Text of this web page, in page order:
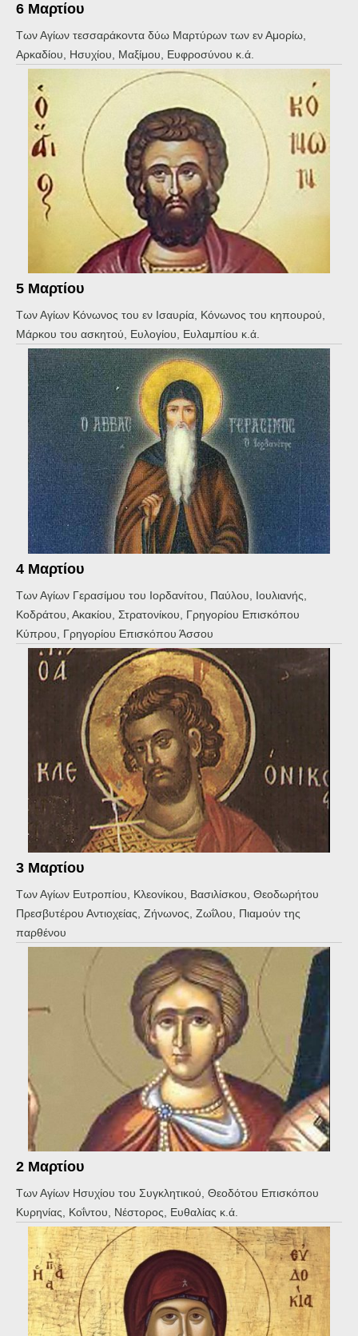
6 Μαρτίου
Των Αγίων τεσσαράκοντα δύω Μαρτύρων των εν Αμορίω,
Αρκαδίου, Ησυχίου, Μαξίμου, Ευφροσύνου κ.ά.
5 Μαρτίου
Των Αγίων Κόνωνος του εν Ισαυρία, Κόνωνος του κηπουρού,
Μάρκου του ασκητού, Ευλογίου, Ευλαμπίου κ.ά.
4 Μαρτίου
Των Αγίων Γερασίμου του Ιορδανίτου, Παύλου, Ιουλιανής,
Κοδράτου, Ακακίου, Στρατονίκου, Γρηγορίου Επισκόπου
Κύπρου, Γρηγορίου Επισκόπου Άσσου
3 Μαρτίου
Των Αγίων Ευτροπίου, Κλεονίκου, Βασιλίσκου, Θεοδωρήτου
Πρεσβυτέρου Αντιοχείας, Ζήνωνος, Ζωΐλου, Πιαμούν της
παρθένου
2 Μαρτίου
Των Αγίων Ησυχίου του Συγκλητικού, Θεοδότου Επισκόπου
Κυρηνίας, Κοΐντου, Νέστορος, Ευθαλίας κ.ά.